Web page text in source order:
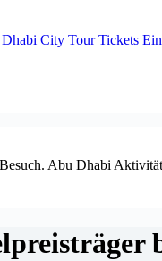
City Tour Tickets
Abu Dhabi